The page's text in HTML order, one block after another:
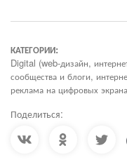
КАТЕГОРИИ:
Digital (web-дизайн,
сообщества и блоги,
реклама на цифровых
Поделиться: